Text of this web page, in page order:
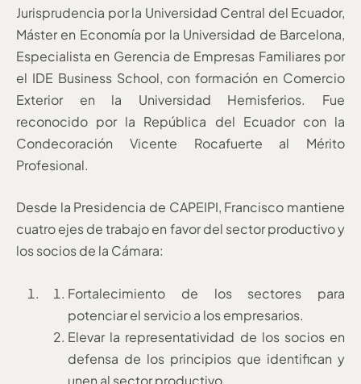
Jurisprudencia por la Universidad Central del Ecuador,
Máster en Economía por la Universidad de Barcelona,
Especialista en Gerencia de Empresas Familiares por
el IDE Business School, con formación en Comercio
Exterior en la Universidad Hemisferios. Fue
reconocido por la República del Ecuador con la
Condecoración Vicente Rocafuerte al Mérito
Profesional.
Desde la Presidencia de CAPEIPI, Francisco mantiene
cuatro ejes de trabajo en favor del sector productivo y
los socios de la Cámara:
Fortalecimiento de los sectores para
potenciar el servicio a los empresarios.
Elevar la representatividad de los socios en
defensa de los principios que identifican y
unen al sector productivo.